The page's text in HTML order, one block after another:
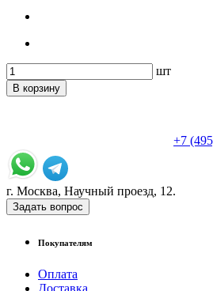
шт
В корзину
+7
г. Москва, Научный проезд, 12.
Задать вопрос
Покупателям
Оплата
Доставка